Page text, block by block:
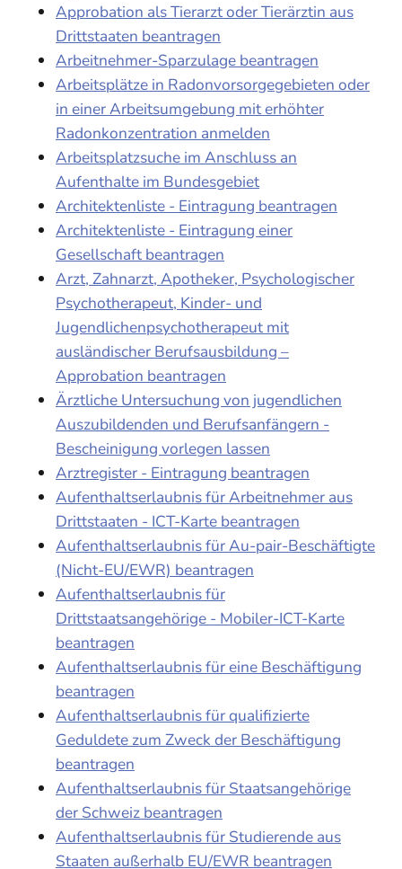
Approbation als Tierarzt oder Tierärztin aus
Drittstaaten beantragen
Arbeitnehmer-Sparzulage beantragen
Arbeitsplätze in Radonvorsorgegebieten oder
in einer Arbeitsumgebung mit erhöhter
Radonkonzentration anmelden
Arbeitsplatzsuche im Anschluss an
Aufenthalte im Bundesgebiet
Architektenliste - Eintragung beantragen
Architektenliste - Eintragung einer
Gesellschaft beantragen
Arzt, Zahnarzt, Apotheker, Psychologischer
Psychotherapeut, Kinder- und
Jugendlichenpsychotherapeut mit
ausländischer Berufsausbildung –
Approbation beantragen
Ärztliche Untersuchung von jugendlichen
Auszubildenden und Berufsanfängern -
Bescheinigung vorlegen lassen
Arztregister - Eintragung beantragen
Aufenthaltserlaubnis für Arbeitnehmer aus
Drittstaaten - ICT-Karte beantragen
Aufenthaltserlaubnis für Au-pair-Beschäftigte
(Nicht-EU/EWR) beantragen
Aufenthaltserlaubnis für
Drittstaatsangehörige - Mobiler-ICT-Karte
beantragen
Aufenthaltserlaubnis für eine Beschäftigung
beantragen
Aufenthaltserlaubnis für qualifizierte
Geduldete zum Zweck der Beschäftigung
beantragen
Aufenthaltserlaubnis für Staatsangehörige
der Schweiz beantragen
Aufenthaltserlaubnis für Studierende aus
Staaten außerhalb EU/EWR beantragen